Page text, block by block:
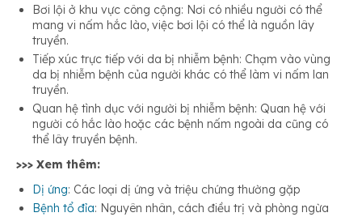
Bơi lội ở khu vực công cộng: Nơi có nhiều người có thể
mang vi nấm hắc lào, việc bơi lội có thể là nguồn lây
truyền.
Tiếp xúc trực tiếp với da bị nhiễm bệnh: Chạm vào vùng
da bị nhiễm bệnh của người khác có thể làm vi nấm lan
truyền.
Quan hệ tình dục với người bị nhiễm bệnh: Quan hệ với
người có hắc lào hoặc các bệnh nấm ngoài da cũng có
thể lây truyền bệnh.
>>> Xem thêm:
Dị ứng: Các loại dị ứng và triệu chứng thường gặp
Bệnh tổ đỉa: Nguyên nhân, cách điều trị và phòng ngừa